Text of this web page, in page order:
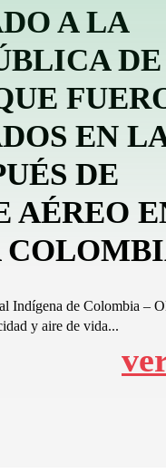
A LA
DE
EN
DE
AÉREO
Indígena de Colombia –
y aire de vida...